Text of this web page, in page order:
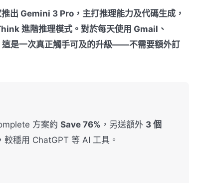
出 Gemini 3 Pro，主打推理能力及代碼生成，
進階推理模式。對於每天使用 Gmail、
是一次真正觸手可及的升級——不需要額外訂
方案約Save 76% ，另送額外 3 個
穩用 ChatGPT 等 AI 工具。